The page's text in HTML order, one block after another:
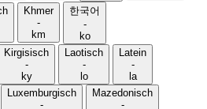
Khmer
-
km
한국어
-
ko
Kirgisisch
-
ky
Laotisch
-
lo
Latein
-
la
Luxemburgisch
-
Mazedonisch
-